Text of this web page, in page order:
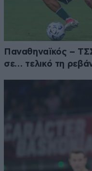
Παναθηναϊκός –
σε… τελικό τη